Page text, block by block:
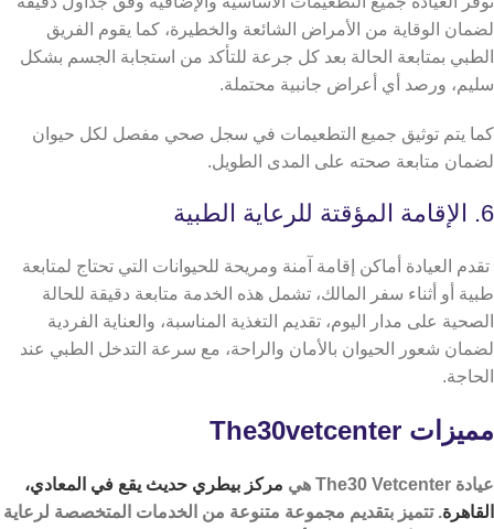
لضمان الوقاية من الأمراض الشائعة والخطيرة، كما يقوم الفريق
الطبي بمتابعة الحالة بعد كل جرعة للتأكد من استجابة الجسم بشكل
سليم، ورصد أي أعراض جانبية محتملة.
كما يتم توثيق جميع التطعيمات في سجل صحي مفصل لكل حيوان
لضمان متابعة صحته على المدى الطويل.
6. الإقامة المؤقتة للرعاية الطبية
تقدم العيادة أماكن إقامة آمنة ومريحة للحيوانات التي تحتاج لمتابعة
طبية أو أثناء سفر المالك، تشمل هذه الخدمة متابعة دقيقة للحالة
الصحية على مدار اليوم، تقديم التغذية المناسبة، والعناية الفردية
لضمان شعور الحيوان بالأمان والراحة، مع سرعة التدخل الطبي عند
الحاجة.
مميزات The30vetcenter
عيادة The30 Vetcenter هي
مركز بيطري حديث يقع في المعادي،
القاهرة. تتميز بتقديم مجموعة متنوعة من الخدمات المتخصصة لرعاية